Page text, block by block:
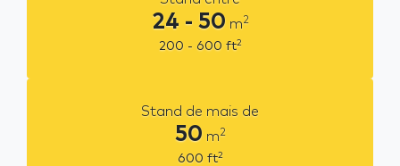
24 - 50 m2
200 - 600 ft2
Stand de mais de
50 m2
600 ft2